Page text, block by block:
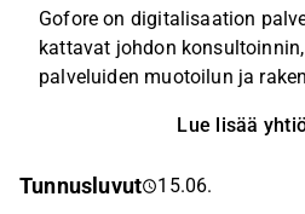
Gofore on digitalisaation
kattavat johdon
palveluiden muotoilun ja
Suomen IT-palvelumarkkina,
vahva asiakaskunta erityisesti
Lue lisää
Tunnusluvut 15.06.